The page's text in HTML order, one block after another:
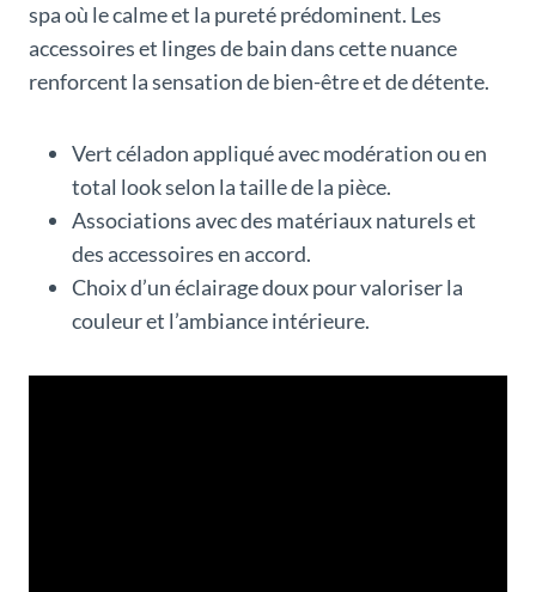
spa où le calme et la pureté prédominent. Les
accessoires et linges de bain dans cette nuance
renforcent la sensation de bien-être et de détente.
Vert céladon appliqué avec modération ou en
total look selon la taille de la pièce.
Associations avec des matériaux naturels et
des accessoires en accord.
Choix d’un éclairage doux pour valoriser la
couleur et l’ambiance intérieure.